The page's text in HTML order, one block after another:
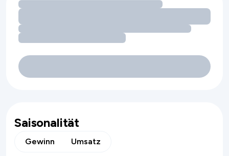
Umsatzchancen durch Ausstattungsmerkmale werden
Saisonalität
Gewinn Umsatz